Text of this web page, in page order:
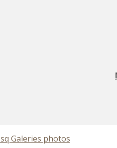
Galeries photos